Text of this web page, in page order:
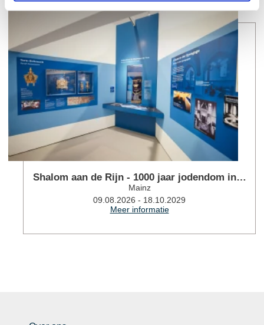
Shalom aan de Rijn - 1000 jaar jodendom in…
Mainz
09.08.2026 - 18.10.2029
Meer informatie